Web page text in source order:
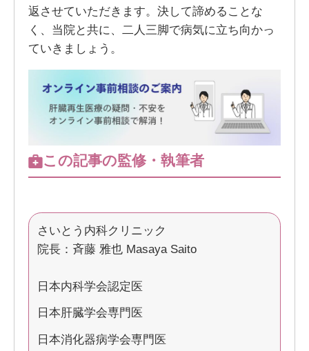
返させていただきます。決して諦めることな
く、当院と共に、二人三脚で病気に立ち向かっ
ていきましょう。
この記事の監修・執筆者
さいとう内科クリニック
院長：斉藤 雅也 Masaya Saito
日本内科学会認定医
日本肝臓学会専門医
日本消化器病学会専門医